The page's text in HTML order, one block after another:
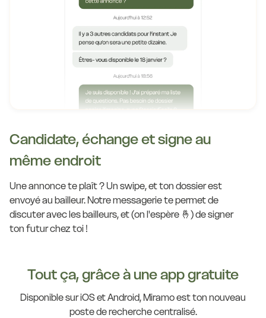
Candidate, échange et signe au
même endroit
Une annonce te plaît ? Un swipe, et ton dossier est
envoyé au bailleur. Notre messagerie te permet de
discuter avec les bailleurs, et (on l'espère 🤞) de signer
ton futur chez toi !
Tout ça, grâce à une app gratuite
Disponible sur iOS et Android, Miramo est ton nouveau
poste de recherche centralisé.